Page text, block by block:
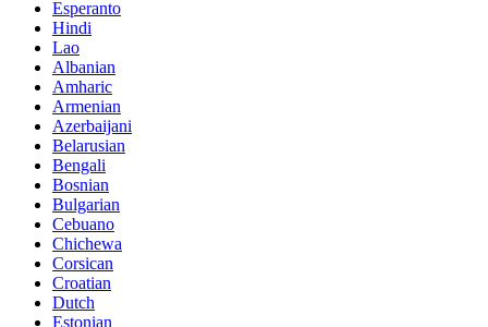
Esperanto
Hindi
Lao
Albanian
Amharic
Armenian
Azerbaijani
Belarusian
Bengali
Bosnian
Bulgarian
Cebuano
Chichewa
Corsican
Croatian
Dutch
Estonian